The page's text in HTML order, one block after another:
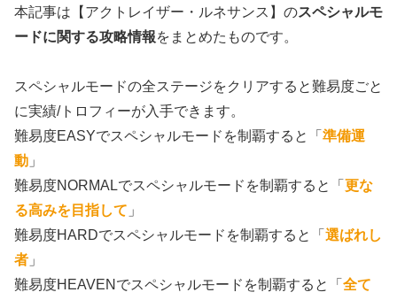
本記事は【アクトレイザー・ルネサンス】のスペシャルモ
ードに関する攻略情報をまとめたものです。
スペシャルモードの全ステージをクリアすると難易度ごと
に実績/トロフィーが入手できます。
難易度EASYでスペシャルモードを制覇すると「 準備運
動 」
難易度NORMALでスペシャルモードを制覇すると「 更な
る高みを目指して 」
難易度HARDでスペシャルモードを制覇すると「 選ばれし
者 」
難易度HEAVENでスペシャルモードを制覇すると「 全て